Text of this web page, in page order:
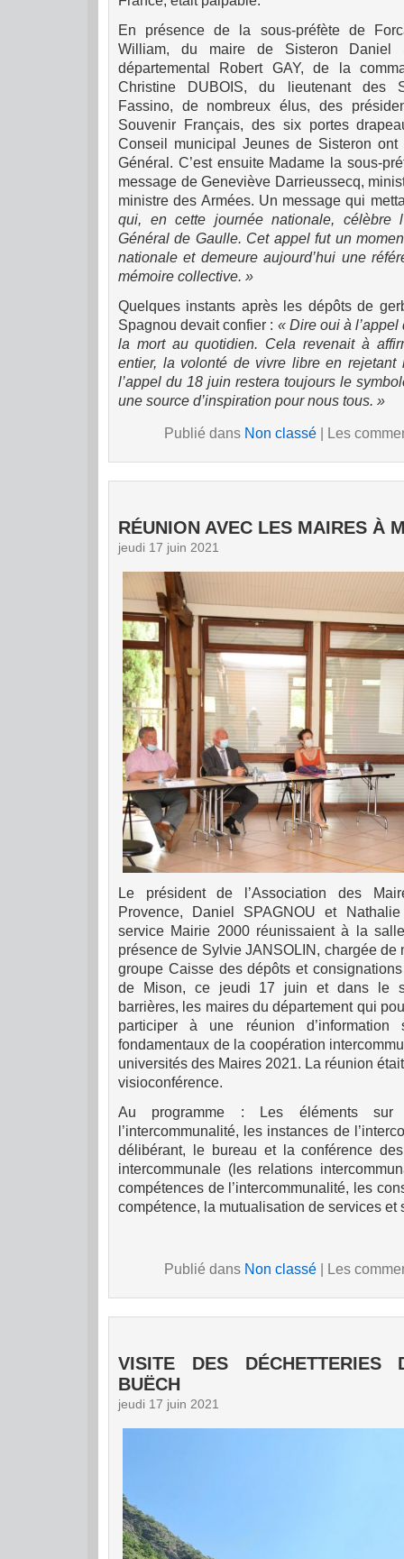
En présence de la sous-préfète de
William, du maire de Sisteron Daniel
départemental Robert GAY, de la
Christine DUBOIS, du lieutenant des
Fassino, de nombreux élus, des
Souvenir Français, des six portes
Conseil municipal Jeunes de Sisteron
Général. C’est ensuite Madame la sous-
message de Geneviève Darrieussecq,
ministre des Armées. Un message qui
qui, en cette journée nationale, célèbre
Général de Gaulle. Cet appel fut un
nationale et demeure aujourd’hui une
mémoire collective. »
Quelques instants après les dépôts de
Spagnou devait confier : « Dire oui à l’appel
la mort au quotidien. Cela revenait à
entier, la volonté de vivre libre en rejetant
l’appel du 18 juin restera toujours le
une source d’inspiration pour nous tous. »
Publié dans Non classé| Les
RÉUNION AVEC LES MAIRES À
jeudi 17 juin 2021
Le président de l’Association des
Provence, Daniel SPAGNOU et
service Mairie 2000 réunissaient à la
présence de Sylvie JANSOLIN, chargée de
groupe Caisse des dépôts et
de Mison, ce jeudi 17 juin et dans le
barrières, les maires du département qui
participer à une réunion
fondamentaux de la coopération
universités des Maires 2021. La réunion
visioconférence.
Au programme : Les éléments sur
l’intercommunalité, les instances de
délibérant, le bureau et la conférence
intercommunale (les relations
compétences de l’intercommunalité, les
compétence, la mutualisation de services
Publié dans Non classé| Les
VISITE DES DÉCHETTERIES
BUËCH
jeudi 17 juin 2021